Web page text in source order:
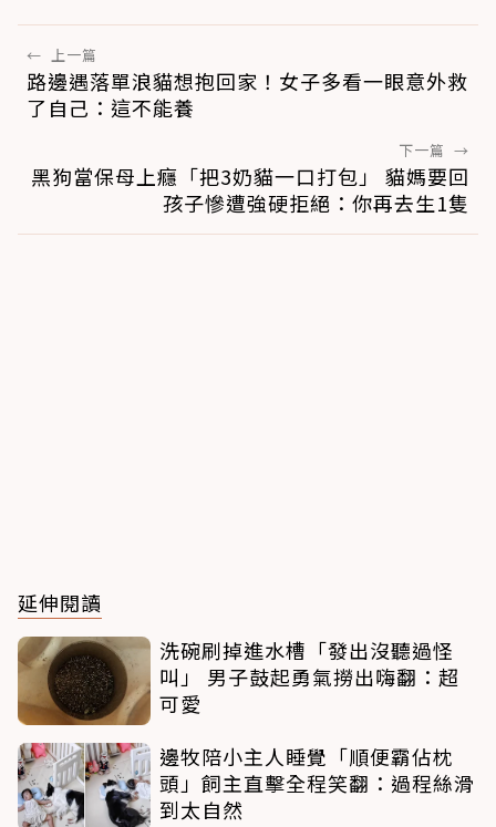
← 上一篇
路邊遇落單浪貓想抱回家！女子多看一眼意外救
了自己：這不能養
下一篇 →
黑狗當保母上癮「把3奶貓一口打包」 貓媽要回
孩子慘遭強硬拒絕：你再去生1隻
延伸閱讀
洗碗刷掉進水槽「發出沒聽過怪
叫」 男子鼓起勇氣撈出嗨翻：超
可愛
邊牧陪小主人睡覺「順便霸佔枕
頭」飼主直擊全程笑翻：過程絲滑
到太自然